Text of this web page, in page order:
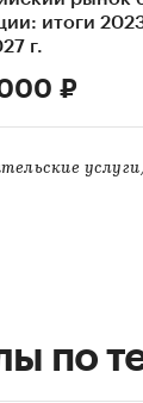
итоги
г.
₽
по